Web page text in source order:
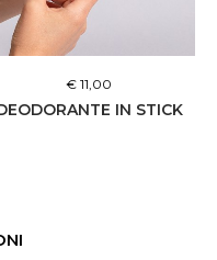
IN STICK
€ 11,00